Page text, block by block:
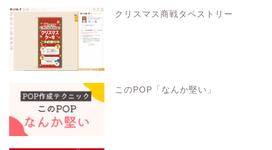
クリスマス商戦タペストリー
このPOP「なんか堅い」